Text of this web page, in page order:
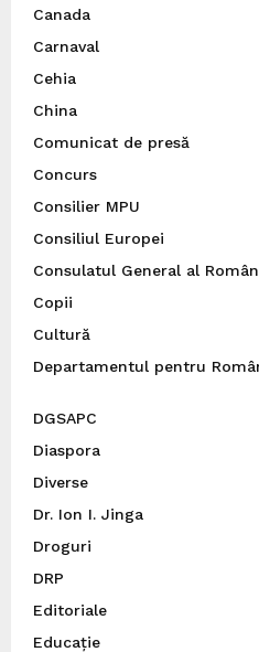
Canada
Carnaval
Cehia
China
Comunicat de presă
Concurs
Consilier MPU
Consiliul Europei
Consulatul General al
Copii
Cultură
Departamentul pentru
DGSAPC
Diaspora
Diverse
Dr. Ion I. Jinga
Droguri
DRP
Editoriale
Educație